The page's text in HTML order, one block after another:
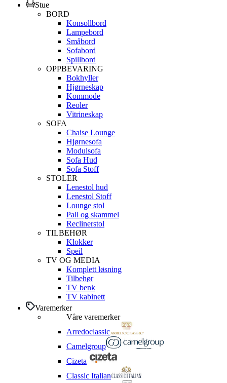
Stue
BORD
Konsollbord
Lampebord
Småbord
Sofabord
Spillbord
OPPBEVARING
Bokhyller
Hjørneskap
Kommode
Reoler
Vitrineskap
SOFA
Chaise Lounge
Hjørnesofa
Modulsofa
Sofa Hud
Sofa Stoff
STOLER
Lenestol hud
Lenestol Stoff
Lounge stol
Pall og skammel
Reclinerstol
TILBEHØR
Klokker
Speil
TV OG MEDIA
Komplett løsning
Tilbehør
TV benk
TV kabinett
Varemerker
Våre varemerker
Arredoclassic
Camelgroup
Cizeta
Classic Italian